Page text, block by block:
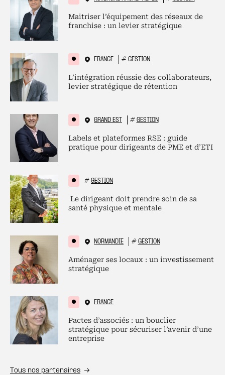
Maitriser l’équipement des réseaux de
franchise : un levier stratégique
FRANCE # GESTION
L’intégration réussie des collaborateurs,
levier stratégique de rétention
GRAND EST # GESTION
Labels et plateformes RSE : guide
pratique pour dirigeants de PME et d’ETI
# GESTION
Le dirigeant doit prendre soin de sa
santé physique et mentale
NORMANDIE # GESTION
Aménager ses locaux : un investissement
stratégique
FRANCE
Pactes d’associés : un bouclier
stratégique pour sécuriser l’avenir d’une
entreprise
Tous nos partenaires